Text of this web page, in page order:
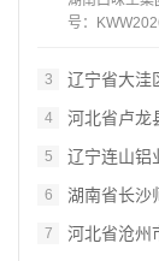
号：
3 辽宁省大洼
4 河北省卢龙
5 辽宁连山铝
6 湖南省长沙
7 河北省沧州